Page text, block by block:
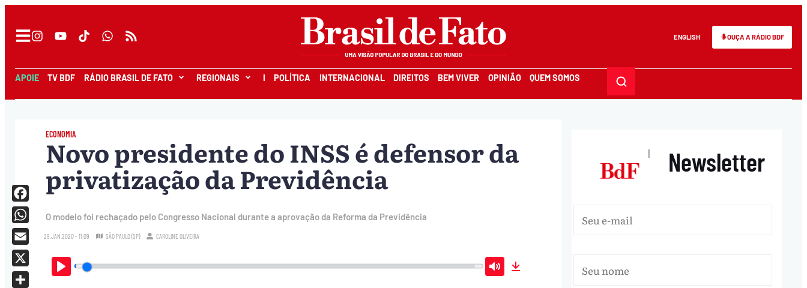
ENGLISH OUÇA A RÁDIO BDF
APOIE TV BDF RÁDIO BRASIL DE FATO REGIONAIS I POLÍTICA INTERNACIONAL DIREITOS BEM VIVER OPINIÃO QUEM SOMOS
ECONOMIA
Novo presidente do INSS é defensor da
privatização da Previdência
O modelo foi rechaçado pelo Congresso Nacional durante a aprovação da Reforma da Previdência
29.JAN.2020 - 11:09 SÃO PAULO (SP) CAROLINE OLIVEIRA
Play Mute
Facebook
WhatsApp
Email
X
| Newsletter